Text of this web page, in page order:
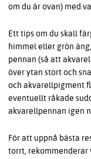
om du är ovan) med
Ett tips om du skall
himmel eller grön
pennan (så att
över ytan stort och
och akvarellpigment
eventuellt råkade
akvarellpennan igen
För att uppnå bästa
torrt, rekommenderar